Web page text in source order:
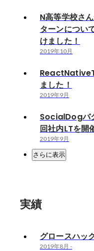
N高等学校さ
ターンについ
けました！
2019年10月
ました！
2019年9月
SocialDogバ
回社内LTを開
2019年9月
さらに表示
実績
グロースハッ
2019年8月 -